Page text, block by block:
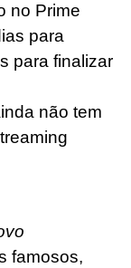
no Prime
para
para finalizar
não tem
famosos,